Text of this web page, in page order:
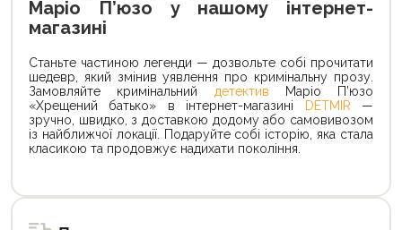
Маріо П’юзо у нашому інтернет-
магазині
Станьте частиною легенди — дозвольте собі прочитати
шедевр, який змінив уявлення про кримінальну прозу.
Замовляйте кримінальний детектив Маріо П’юзо
«Хрещений батько» в інтернет-магазині DETMIR —
зручно, швидко, з доставкою додому або самовивозом
із найближчої локації. Подаруйте собі історію, яка стала
класикою та продовжує надихати покоління.